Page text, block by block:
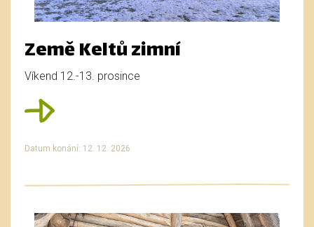
Země Keltů zimní
Víkend 12.-13. prosince
Datum konání: 12. 12. 2026